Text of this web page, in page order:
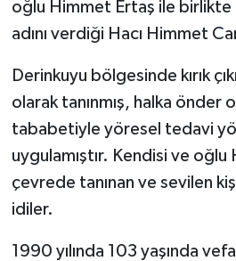
oğlu Himmet Ertaş ile birlikte
adını verdiği Hacı Himmet
Derinkuyu bölgesinde kırık
olarak tanınmış, halka önder
tababetiyle yöresel tedavi
uygulamıştır. Kendisi ve
çevrede tanınan ve sevilen
idiler.
1990 yılında 103 yaşında